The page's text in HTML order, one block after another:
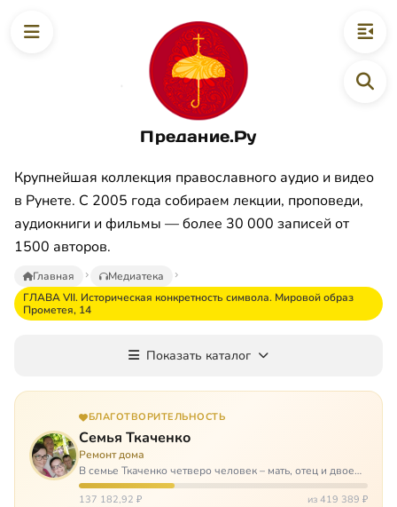
Предание.Ру
Крупнейшая коллекция православного аудио и видео
в Рунете. С 2005 года собираем лекции, проповеди,
аудиокниги и фильмы — более 30 000 записей от
1500 авторов.
Главная
Медиатека
ГЛАВА VII. Историческая конкретность символа. Мировой образ
Прометея, 14
Показать каталог
БЛАГОТВОРИТЕЛЬНОСТЬ
Семья Ткаченко
Ремонт дома
В семье Ткаченко четверо человек – мать, отец и двое
сыновей. И это семья – крепость. У них столько проблем
и бед, что хватило бы на много семей. Трое из четверых
137 182,92 ₽ из 419 389 ₽